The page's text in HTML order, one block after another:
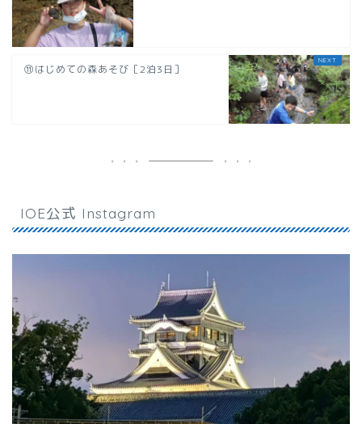
⑪はじめての森あそび［2泊3日］
IOE公式 Instagram